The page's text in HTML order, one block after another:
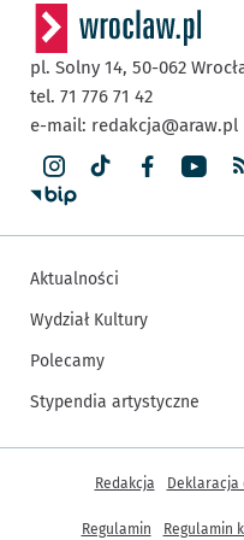
pl. Solny 14, 50-062
tel. 71 776 71 42
e-mail: redakcja@araw.pl
Aktualności
Wydział Kultury
Polecamy
Stypendia artystyczne
Inne informacje
Redakcja Deklaracja
Regulamin Regulamin